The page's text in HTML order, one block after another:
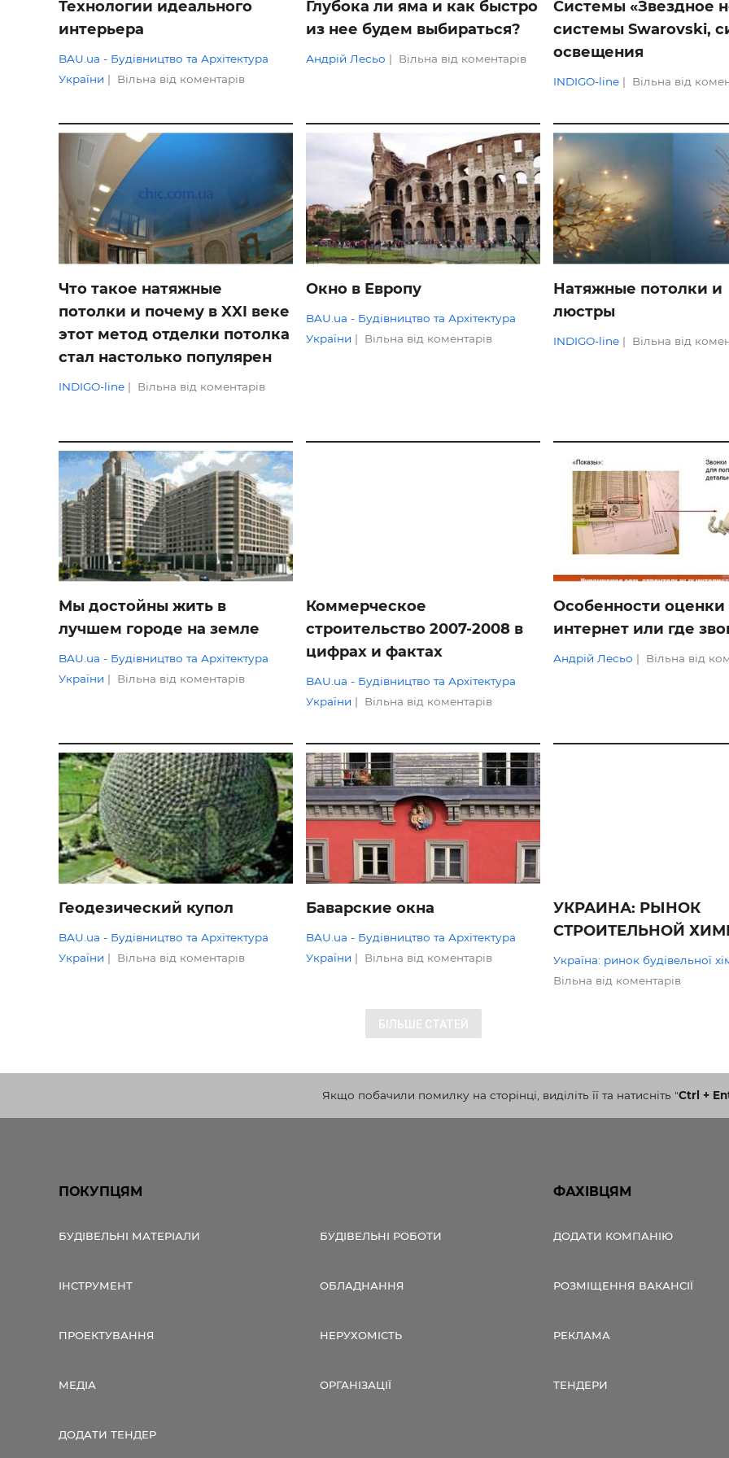
Будівельні і ремонтні послуги
Робота в
Резюме
Технологии идеального
интерьера
BAU.ua - Будівництво та Архітектура
України | Вільна від коментарів
Глубока ли яма и как быстро
из нее будем выбираться?
Андрій Лесьо | Вільна від коментарів
Системы «Звездное
системы Swarovski,
освещения
INDIGO-line| Вільна від
Что такое натяжные
потолки и почему в XXI веке
этот метод отделки потолка
стал настолько популярен
INDIGO-line | Вільна від коментарів
Окно в Европу
BAU.ua - Будівництво та Архітектура
України | Вільна від коментарів
Натяжные потолки и
люстры
INDIGO-line| Вільна від
Мы достойны жить в
лучшем городе на земле
BAU.ua - Будівництво та Архітектура
України | Вільна від коментарів
Коммерческое
строительство 2007-2008 в
цифрах и фактах
BAU.ua - Будівництво та Архітектура
України | Вільна від коментарів
Особенности оценки
интернет или где
Андрій Лесьо | Вільна від
Геодезический купол
BAU.ua - Будівництво та Архітектура
України | Вільна від коментарів
Баварские окна
BAU.ua - Будівництво та Архітектура
України | Вільна від коментарів
УКРАИНА: РЫНОК
СТРОИТЕЛЬНОЙ
Україна: ринок будівельної
Вільна від коментарів
БІЛЬШЕ СТАТЕЙ
Якщо побачили помилку на сторінці, виділіть її та натисніть "Ctrl +
ПОКУПЦЯМ
БУДІВЕЛЬНІ МАТЕРІАЛИ БУДІВЕЛЬНІ РОБОТИ
ІНСТРУМЕНТ ОБЛАДНАННЯ
ПРОЕКТУВАННЯ НЕРУХОМІСТЬ
МЕДІА ОРГАНІЗАЦІЇ
ДОДАТИ ТЕНДЕР
ФАХІВЦЯМ
ДОДАТИ КОМПАНІЮ
РОЗМІЩЕННЯ ВАКАНСІЇ
РЕКЛАМА
ТЕНДЕРИ